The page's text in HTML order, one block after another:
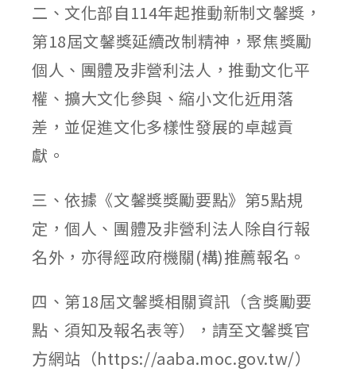
二、文化部自114年起推動新制文馨獎，
第18屆文馨獎延續改制精神，聚焦獎勵
個人、團體及非營利法人，推動文化平
權、擴大文化參與、縮小文化近用落
差，並促進文化多樣性發展的卓越貢
獻。
三、依據《文馨獎獎勵要點》第5點規
定，個人、團體及非營利法人除自行報
名外，亦得經政府機關(構)推薦報名。
四、第18屆文馨獎相關資訊（含獎勵要
點、須知及報名表等），請至文馨獎官
方網站（https://aaba.moc.gov.tw/）